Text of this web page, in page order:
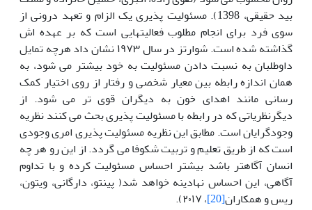
بید حقیقی، 1398). مسئولیت پذیری یک الزام و تعهد درونی از
سوی فرد برای انجام مطلوب فعالیتهایی است که بر عهده اش
گذاشته شده است. شوارتز در سال ۱۹۷۳ نشان داد هرچه تمایل
داوطلبان به نسبت دادن مسئولیت به خود بیشتر می شود، به
همان اندازه رابطه بین معیار شخصی و رفتار از روی اختیار کمک
رسانی مانند اهدای خون به دیگران قوی تر می شود. از
دیگرنظریاتی که در رابطه با مسئولیت پذیری بحث می کنند نظریه
وجودگرایان است. مطابق این نظریه مسئولیت پذیری امری وجودی
است که از طریق تعلیم و تربیت شکوفا می گردد. از این رو هر چه
انسان آگاهتر باشد بیشتر احساس مسئولیت کرده و با تداوم
آگاهی، این احساس نهادینه خواهد شد( پینتو، دارگانی، ویتون،
ریس و همکاران[20]
، ۲۰۱۷).